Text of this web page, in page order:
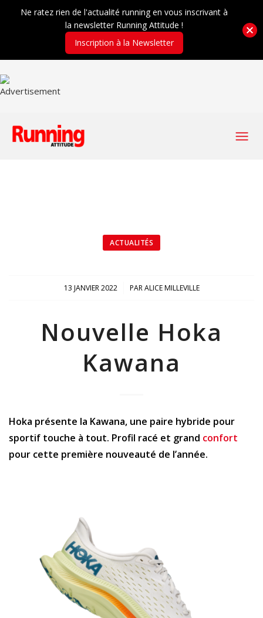
ACTUALITÉS
13 JANVIER 2022
/ PARALICE MILLEVILLE
Nouvelle Hoka
Kawana
Hoka présente la Kawana, une paire hybride pour
sportif touche à tout. Profil racé et grand confort
pour cette première nouveauté de l’année.
Ne ratez rien de l'actualité running en vous inscrivant à
la newsletter Running Attitude !
Inscription à la Newsletter